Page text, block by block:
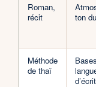
Roman,
récit
ton
Méthode
de thaï